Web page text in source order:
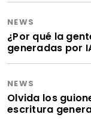
NEWS
¿Por qué la
generadas por
NEWS
Olvida los
escritura